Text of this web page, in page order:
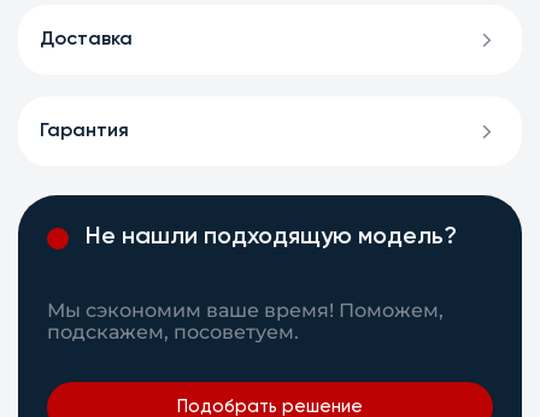
Доставка
Гарантия
Не нашли подходящую модель?
Мы сэкономим ваше время! Поможем,
подскажем, посоветуем.
Подобрать решение